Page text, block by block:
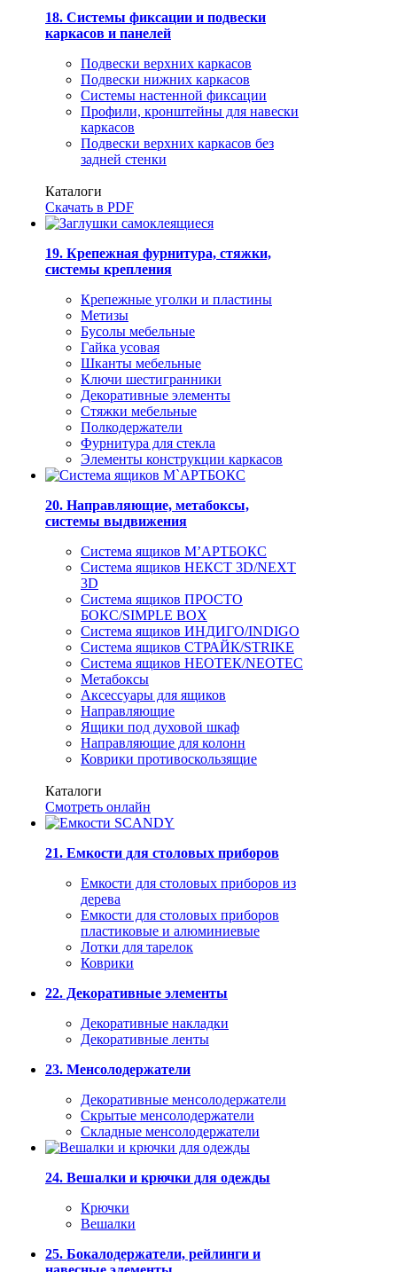
18. Системы фиксации и подвески
каркасов и панелей
Подвески верхних каркасов
Подвески нижних каркасов
Системы настенной фиксации
Профили, кронштейны для навески
каркасов
Подвески верхних каркасов без
задней стенки
Каталоги
Скачать в PDF
19. Крепежная фурнитура, стяжки,
системы крепления
Крепежные уголки и пластины
Метизы
Бусолы мебельные
Гайка усовая
Шканты мебельные
Ключи шестигранники
Декоративные элементы
Стяжки мебельные
Полкодержатели
Фурнитура для стекла
Элементы конструкции каркасов
20. Направляющие, метабоксы,
системы выдвижения
Система ящиков М’АРТБОКС
Система ящиков НЕКСТ 3D/NEXT
3D
Система ящиков ПРОСТО
БОКС/SIMPLE BOX
Система ящиков ИНДИГО/INDIGO
Система ящиков СТРАЙК/STRIKE
Система ящиков НЕОТЕК/NEOTEC
Метабоксы
Аксессуары для ящиков
Направляющие
Ящики под духовой шкаф
Направляющие для колонн
Коврики противоскользящие
Каталоги
Смотреть онлайн
21. Емкости для столовых приборов
Емкости для столовых приборов из
дерева
Емкости для столовых приборов
пластиковые и алюминиевые
Лотки для тарелок
Коврики
22. Декоративные элементы
Декоративные накладки
Декоративные ленты
23. Менсолодержатели
Декоративные менсолодержатели
Скрытые менсолодержатели
Складные менсолодержатели
24. Вешалки и крючки для одежды
Крючки
Вешалки
25. Бокалодержатели, рейлинги и